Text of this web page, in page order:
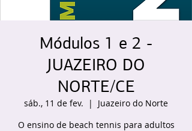
Módulos 1 e 2 -
JUAZEIRO DO
NORTE/CE
sáb., 11 de fev.
  |
Juazeiro do Norte
O ensino de beach tennis para adultos